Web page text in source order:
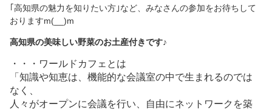
｢高知県の魅力を知りたい方｣など、みなさんの参加をお待ちして
おりますm(__)m
高知県の美味しい野菜のお土産付きです♪
・・・ワールドカフェとは
「知識や知恵は、機能的な会議室の中で生まれるのでは
なく、
人々がオープンに会議を行い、自由にネットワークを築